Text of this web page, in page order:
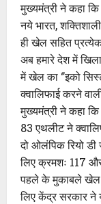
मुख्यमंत्री ने कहा
नये भारत,
ही खेल सहित प्रत्येक
अब हमारे देश में
में खेल का ‘’इको
क्वालिफाई करने
मुख्यमंत्री ने कहा
83 एथलीट ने
दो ओलंपिक रियो
लिए क्रमशः 117
पहले के मुकाबले खेल
लिए केंद्र सरकार ने